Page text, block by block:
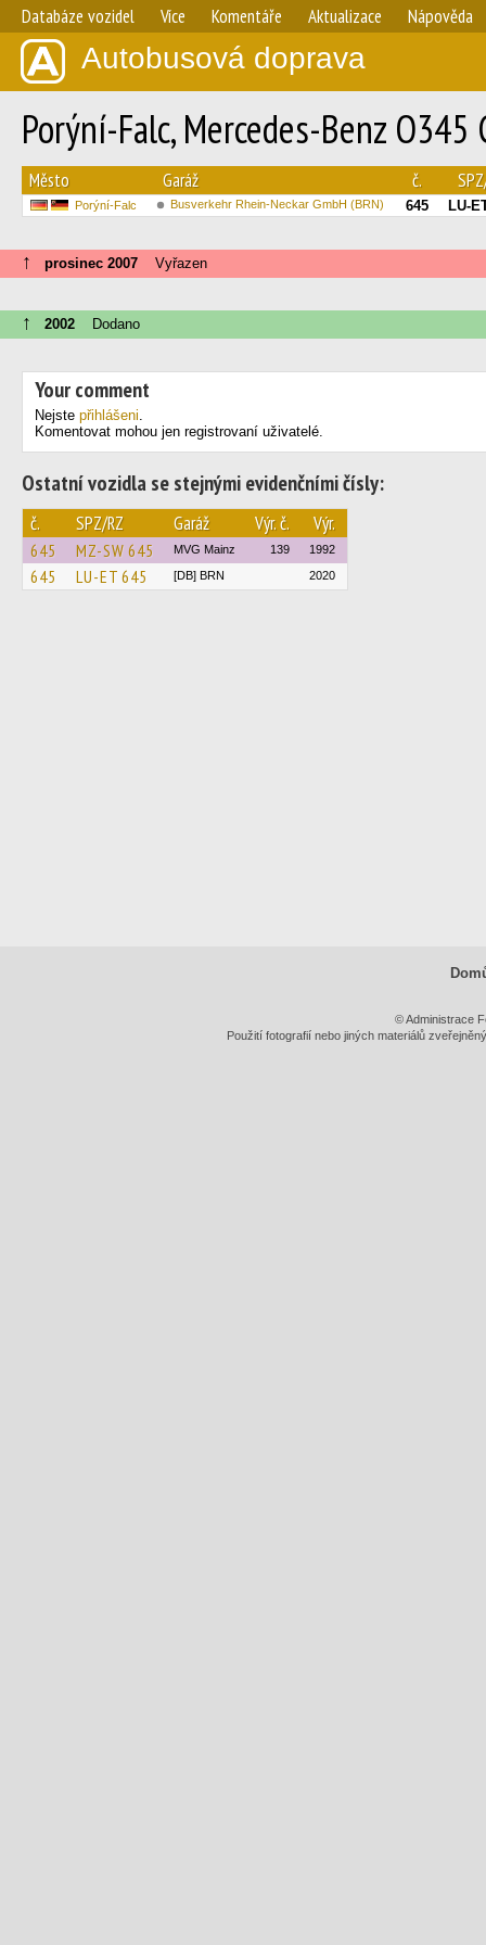
Databáze vozidel Více Komentáře Aktualizace Nápověda
Autobusová doprava
Porýní-Falc, Mercedes-Benz O345
Město Garáž č.
Porýní-Falc Busverkehr Rhein-Neckar GmbH (BRN) 645 LU-
↑ prosinec 2007 Vyřazen
↑ 2002 Dodano
Your comment
Nejste přihlášeni.
Komentovat mohou jen registrovaní uživatelé.
Ostatní vozidla se stejnými evidenčními čísly:
č. SPZ/RZ Garáž Výr. č. Výr.
645 MZ-SW 645 MVG Mainz 139 1992
645 LU-ET 645 [DB] BRN 2020
© Administrace
Použití fotografií nebo jiných materiálů